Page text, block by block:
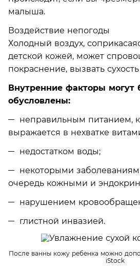
малыша.
Воздействие непогоды
Холодный воздух,
детской кожей, может
покраснение, вызвать
Внутренние факторы могут
обусловлены:
неправильным питанием,
выражается в нехватке
недостатком воды;
некоторыми
очередь кожными и
нарушением
глистной инвазией.
После ванны кожу ребенка можно
iStock